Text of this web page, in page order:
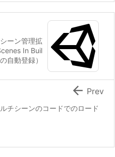
ーン管理拡
In Buil
自動登録）
チシーンのコードでのロード
 Prev